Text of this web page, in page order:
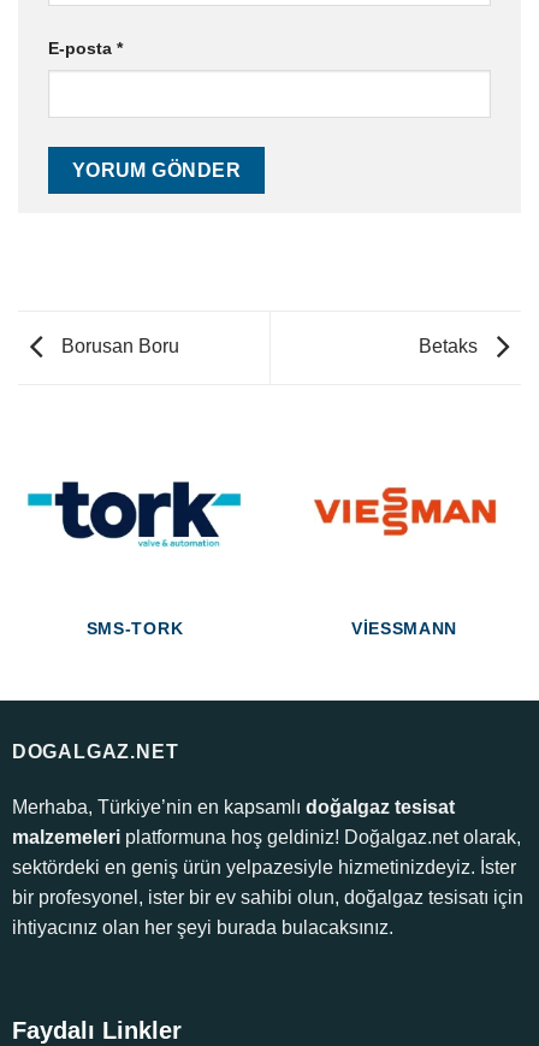
E-posta *
Borusan Boru Betaks
SMS-TORK VIESSMANN
DOGALGAZ.NET
Merhaba, Türkiye’nin en kapsamlı doğalgaz tesisat
malzemeleriplatformuna hoş geldiniz! Doğalgaz.net olarak,
sektördeki en geniş ürün yelpazesiyle hizmetinizdeyiz. İster
bir profesyonel, ister bir ev sahibi olun, doğalgaz tesisatı için
ihtiyacınız olan her şeyi burada bulacaksınız.
Faydalı Linkler